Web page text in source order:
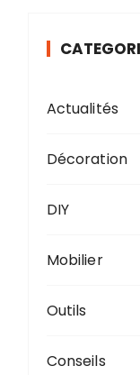
Actualités
Décoration
DIY
Mobilier
Outils
Conseils